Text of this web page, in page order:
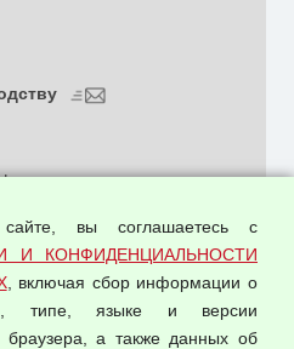
данных
вы соглашаетесь с
И КОНФИДЕНЦИАЛЬНОСТИ
, включая сбор информации о
типе, языке и версии
а также данных об